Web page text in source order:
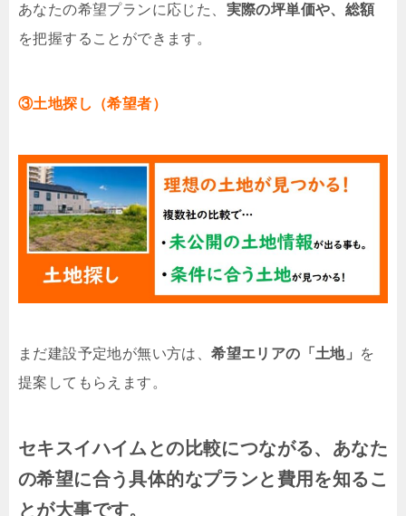
あなたの希望プランに応じた、 実際の坪単価や、総額
を把握することができます。
③土地探し（希望者）
まだ建設予定地が無い方は、希望エリアの「土地」
を
提案してもらえます。
セキスイハイムとの比較につながる、あなた
の希望に合う具体的なプランと費用を知るこ
とが大事です。